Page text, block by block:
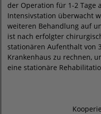
der Operation für 1-2 Tage
Intensivstation überwacht
weiteren Behandlung auf
ist nach erfolgter
stationären Aufenthalt von
Krankenhaus zu rechnen,
eine stationäre